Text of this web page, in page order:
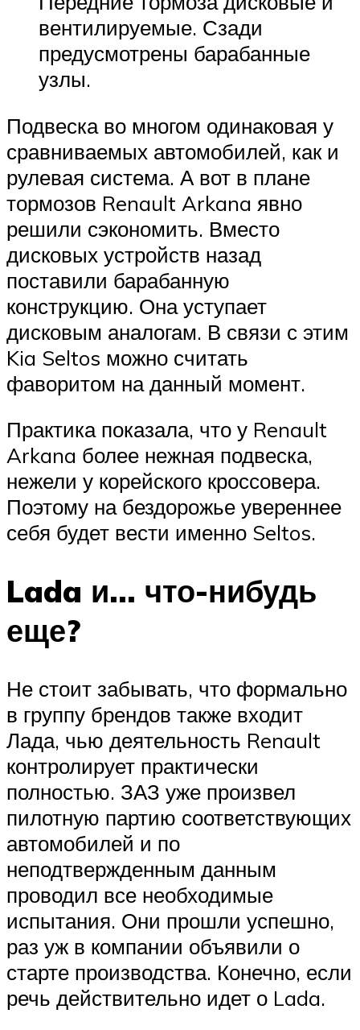
вентилируемые. Сзади
предусмотрены барабанные
узлы.
Подвеска во многом одинаковая у
сравниваемых автомобилей, как и
рулевая система. А вот в плане
тормозов Renault Arkana явно
решили сэкономить. Вместо
дисковых устройств назад
поставили барабанную
конструкцию. Она уступает
дисковым аналогам. В связи с этим
Kia Seltos можно считать
фаворитом на данный момент.
Практика показала, что у Renault
Arkana более нежная подвеска,
нежели у корейского кроссовера.
Поэтому на бездорожье увереннее
себя будет вести именно Seltos.
Lada и… что-нибудь
еще?
Не стоит забывать, что формально
в группу брендов также входит
Лада, чью деятельность Renault
контролирует практически
полностью. ЗАЗ уже произвел
пилотную партию соответствующих
автомобилей и по
неподтвержденным данным
проводил все необходимые
испытания. Они прошли успешно,
раз уж в компании объявили о
старте производства. Конечно, если
речь действительно идет о Lada.